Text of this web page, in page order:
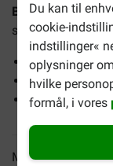
Du kan til
cookie-
indstillinger«
oplysninger
hvilke
formål, i vores
Biokat's Classic
som klumper
3 forskellige
God
Med en frisk
Mere info